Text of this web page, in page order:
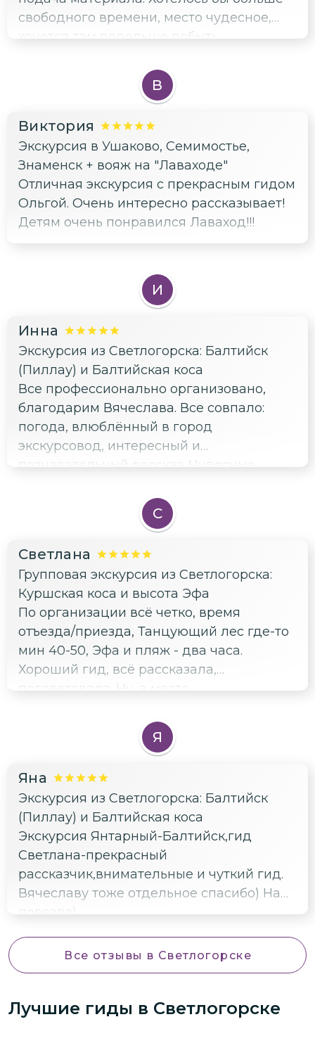
свободного времени, место чудесное,
хочется там подольше побыть.
В
Виктория
Экскурсия в Ушаково, Семимостье,
Знаменск + вояж на "Лаваходе"
Отличная экскурсия с прекрасным гидом
Ольгой. Очень интересно рассказывает!
Детям очень понравился Лаваход!!!
И
Инна
Экскурсия из Светлогорска: Балтийск
(Пиллау) и Балтийская коса
Все профессионально организовано,
благодарим Вячеслава. Все совпало:
погода, влюблённый в город
экскурсовод, интересный и
познавательный рассказ. Чудесные
С
Светлана
Групповая экскурсия из Светлогорска:
Куршская коса и высота Эфа
По организации всё четко, время
отъезда/приезда, Танцующий лес где-то
мин 40-50, Эфа и пляж - два часа.
Хороший гид, всё рассказала,
посоветовала. Ну, а место
сожалению, не передают масштаба и
Я
Яна
Экскурсия из Светлогорска: Балтийск
(Пиллау) и Балтийская коса
Экскурсия Янтарный-Балтийск,гид
Светлана-прекрасный
рассказчик,внимательные и чуткий гид.
Вячеславу тоже отдельное спасибо) Нам
повезло)
Все отзывы в Светлогорске
Лучшие гиды в Светлогорске